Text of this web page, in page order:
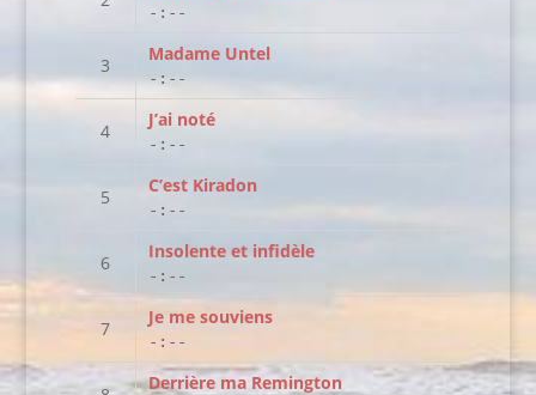
-:--
Madame Untel
-:--
J’ai noté
-:--
C’est Kiradon
-:--
Insolente et infidèle
-:--
Je me souviens
-:--
Derrière ma Remington